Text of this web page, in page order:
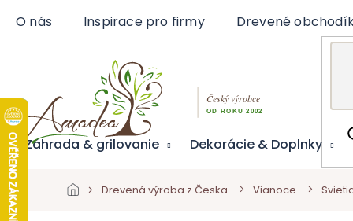
O nás Inspirace pro firmy Drevené
Záhrada & grilovanie Dekorácie & Doplnky
Drevená výroba z Česka Vianoce